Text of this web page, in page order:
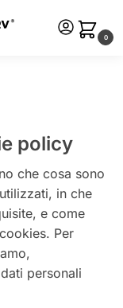
0
policy
che cosa sono
in che
e come
Per
personali